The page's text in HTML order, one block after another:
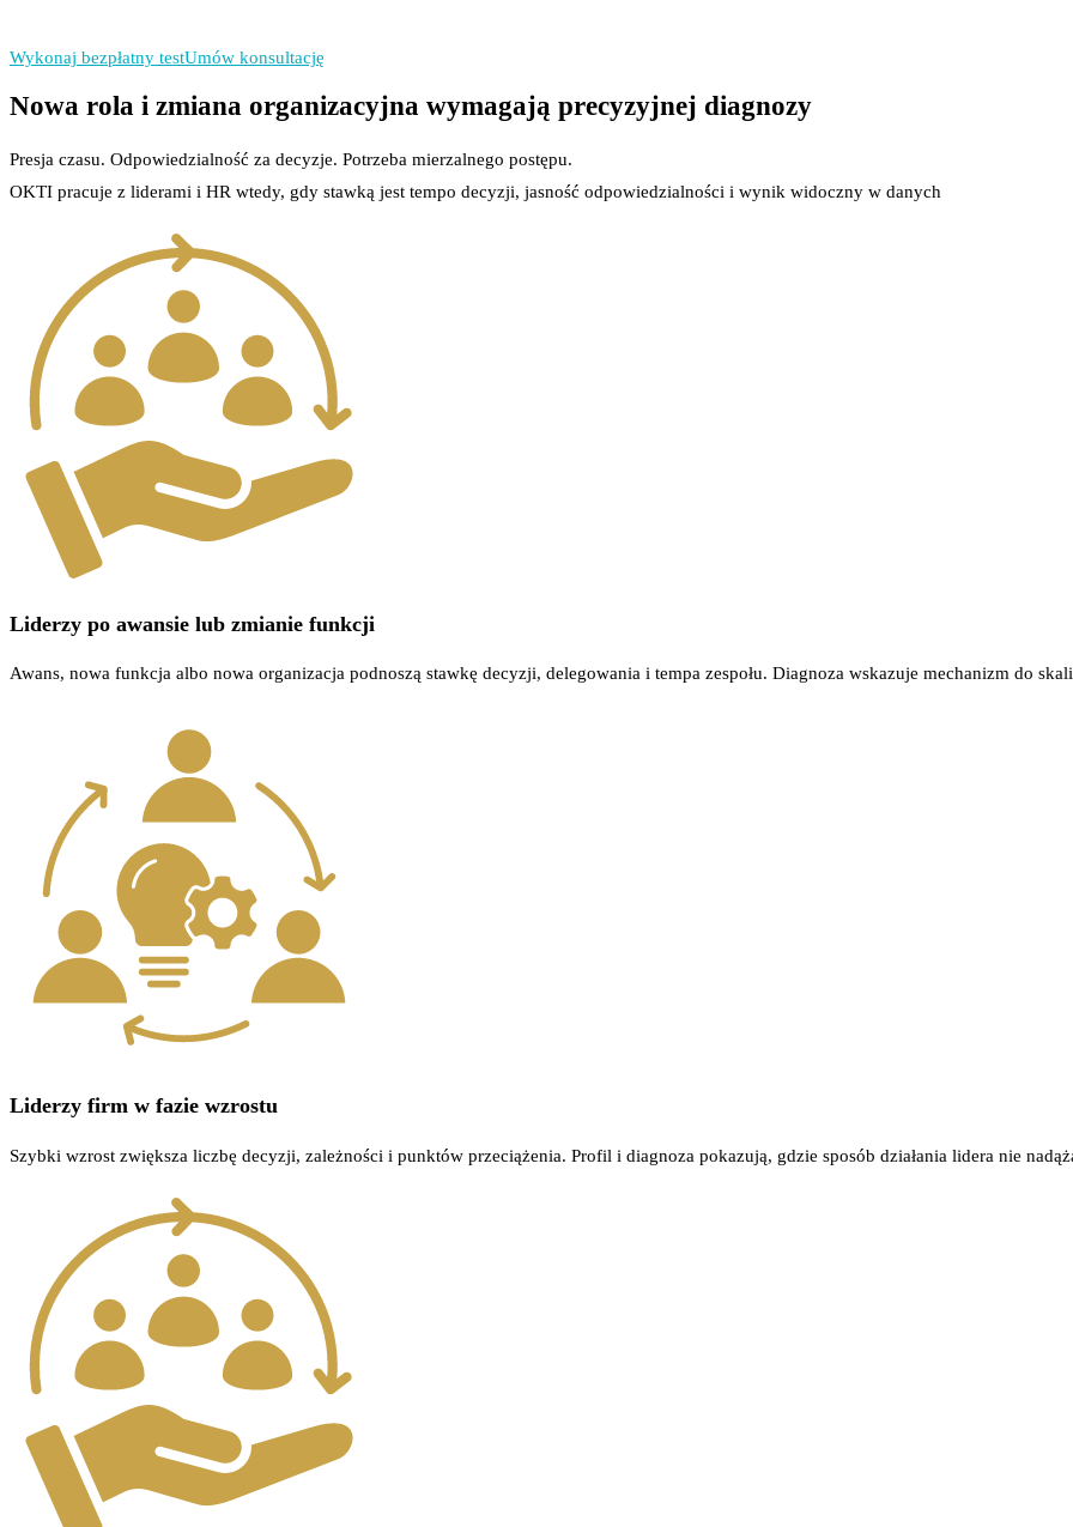
Wykonaj bezpłatny testUmów konsultację
Nowa rola i zmiana organizacyjna wymagają precyzyjnej diagnozy
Presja czasu. Odpowiedzialność za decyzje. Potrzeba mierzalnego postępu.
OKTI pracuje z liderami i HR wtedy, gdy stawką jest tempo decyzji, jasność odpowiedzialności i wynik widoczny w danych
Liderzy po awansie lub zmianie funkcji
Awans, nowa funkcja albo nowa organizacja podnoszą stawkę decyzji, delegowania i tempa zespołu. Diagnoza wskazuje mechanizm do
Liderzy firm w fazie wzrostu
Szybki wzrost zwiększa liczbę decyzji, zależności i punktów przeciążenia. Profil i diagnoza pokazują, gdzie sposób działania lidera nie